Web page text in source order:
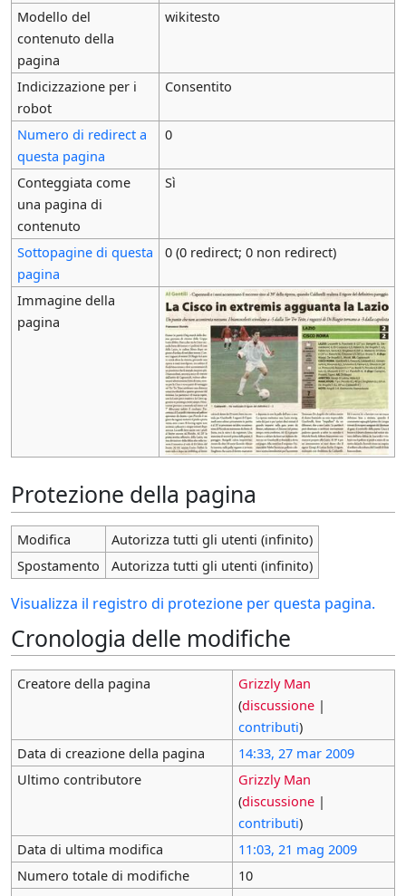
Modello del
contenuto della
pagina
wikitesto
Indicizzazione per i
robot
Consentito
Numero di redirect a
questa pagina
0
Conteggiata come
una pagina di
contenuto
Sì
Sottopagine di questa
pagina
0 (0 redirect; 0 non redirect)
Immagine della
pagina
Protezione della pagina
Modifica
Autorizza tutti gli utenti (infinito)
Spostamento
Autorizza tutti gli utenti (infinito)
Visualizza il registro di protezione per questa pagina.
Cronologia delle modifiche
Creatore della pagina
Grizzly Man
(discussione|
contributi)
Data di creazione della pagina
14:33, 27 mar 2009
Ultimo contributore
Grizzly Man
(discussione|
contributi)
Data di ultima modifica
11:03, 21 mag 2009
Numero totale di modifiche
10